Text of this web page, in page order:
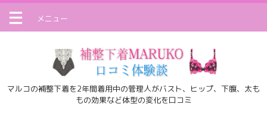
メニュー
マルコの補整下着を2年間着用中の管理人がバスト、ヒップ、下腹、太も
もの効果など体型の変化を口コミ